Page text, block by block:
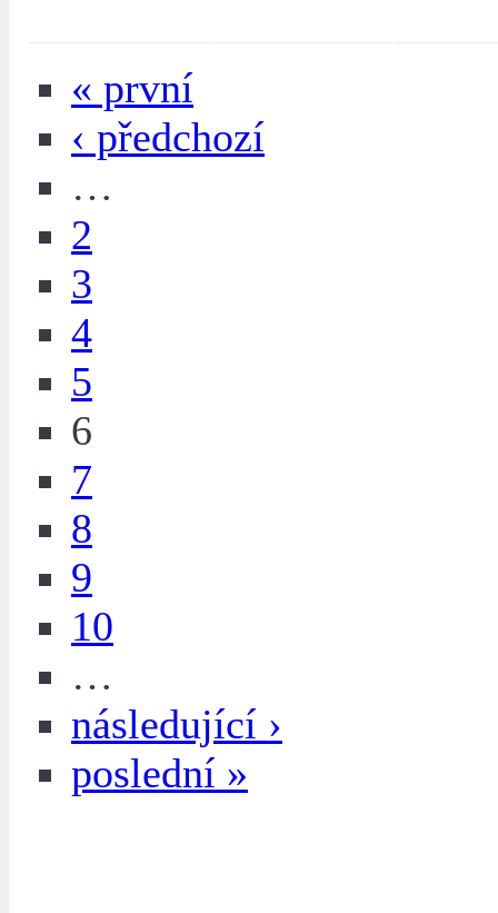
« první
‹ předchozí
…
2
3
4
5
6
7
8
9
10
…
následující ›
poslední »